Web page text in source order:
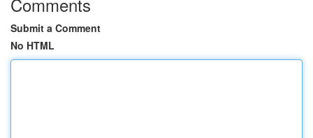
Submit a Comment
No HTML